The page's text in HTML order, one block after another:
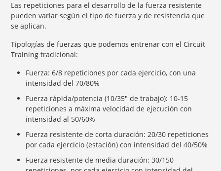
Las repeticiones para el desarrollo de la fuerza resistente
pueden variar según el tipo de fuerza y de resistencia que
se aplican.
Tipologías de fuerzas que podemos entrenar con el Circuit
Training tradicional:
Fuerza: 6/8 repeticiones por cada ejercicio, con una
intensidad del 70/80%
Fuerza rápida/potencia (10/35″ de trabajo): 10-15
repeticiones a máxima velocidad de ejecución con
intensidad al 50/60%
Fuerza resistente de corta duración: 20/30 repeticiones
por cada ejercicio (estación) con intensidad del 40/50%
Fuerza resistente de media duración: 30/150